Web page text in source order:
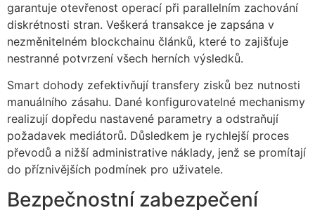
garantuje otevřenost operací při parallelním zachování
diskrétnosti stran. Veškerá transakce je zapsána v
nezměnitelném blockchainu článků, které to zajišťuje
nestranné potvrzení všech herních výsledků.
Smart dohody zefektivňují transfery zisků bez nutnosti
manuálního zásahu. Dané konfigurovatelné mechanismy
realizují dopředu nastavené parametry a odstraňují
požadavek mediátorů. Důsledkem je rychlejší proces
převodů a nižší administrative náklady, jenž se promítají
do příznivějších podmínek pro uživatele.
Bezpečnostní zabezpečení